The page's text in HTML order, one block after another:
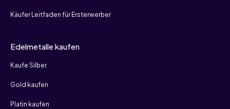
Käufer Leitfaden für Ersterwerber
Edelmetalle kaufen
Kaufe Silber
Gold kaufen
Platin kaufen